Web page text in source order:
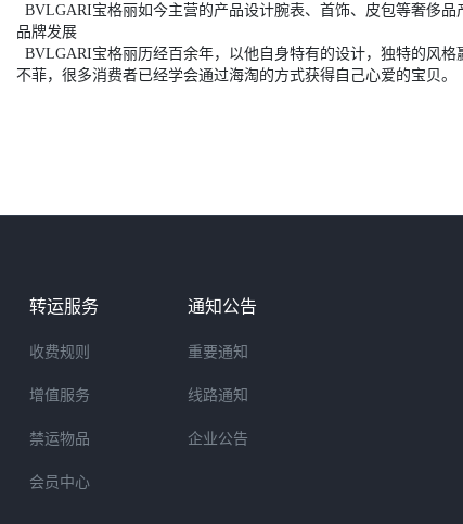
BVLGARI宝格丽如今主营的产品设计腕表、首饰、皮包等奢侈
品牌发展
BVLGARI宝格丽历经百余年，以他自身特有的设计，独特的风
不菲，很多消费者已经学会通过海淘的方式获得自己心爱的宝贝。
转运服务
收费规则
增值服务
禁运物品
会员中心
通知公告
重要通知
线路通知
企业公告